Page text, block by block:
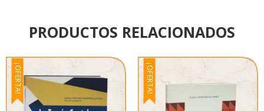
PRODUCTOS RELACIONADOS
¡OFERTA! ¡OFERTA!